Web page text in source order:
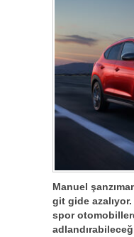
Manuel
git gide
spor